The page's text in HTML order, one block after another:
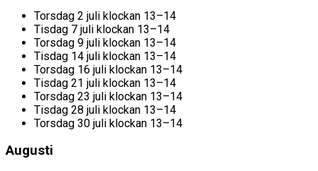
Torsdag 2 juli klockan 13–14
Tisdag 7 juli klockan 13–14
Torsdag 9 juli klockan 13–14
Tisdag 14 juli klockan 13–14
Torsdag 16 juli klockan 13–14
Tisdag 21 juli klockan 13–14
Torsdag 23 juli klockan 13–14
Tisdag 28 juli klockan 13–14
Torsdag 30 juli klockan 13–14
Augusti